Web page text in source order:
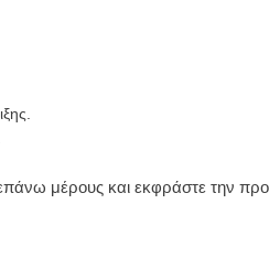
μέρους και εκφράστε την